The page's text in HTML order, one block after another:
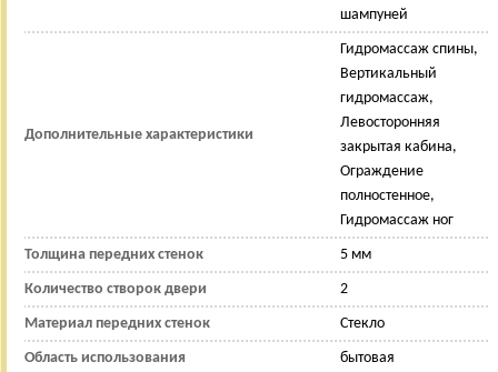
шампуней
Дополнительные характеристики
Гидромассаж спины,
Вертикальный
гидромассаж,
Левосторонняя
закрытая кабина,
Ограждение
полностенное,
Гидромассаж ног
Толщина передних стенок 5 мм
Количество створок двери 2
Материал передних стенок Стекло
Область использования бытовая